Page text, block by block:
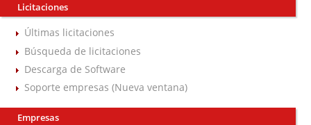
Licitaciones
Últimas licitaciones
Búsqueda de licitaciones
Descarga de Software
Soporte empresas (Nueva ventana)
Empresas